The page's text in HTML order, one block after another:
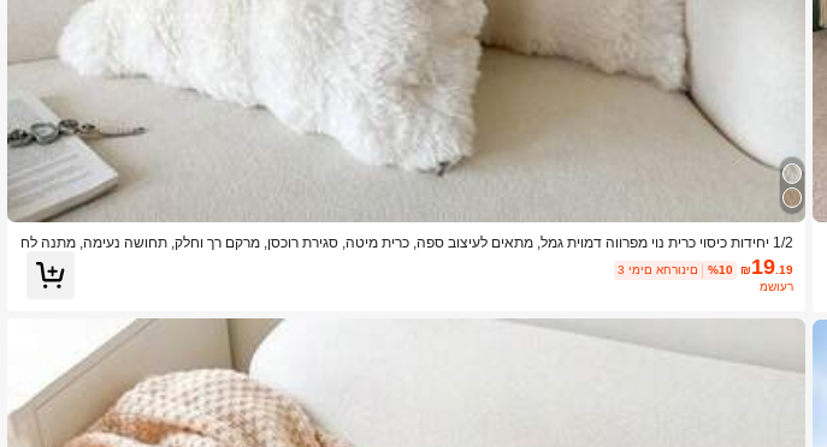
1/2 יחידות כיסוי כרית נוי מפרווה דמוית גמל, מתאים לעיצוב ספה, כרית מיטה, סגירת רוכסן, מרקם רך וחלק, תחושה נעימה, מתנה לח
ג/יום האם
₪19 .19
%10
3 ימים אחרונים
משוער